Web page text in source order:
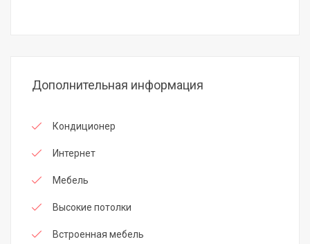
Дополнительная информация
Кондиционер
Интернет
Мебель
Высокие потолки
Встроенная мебель